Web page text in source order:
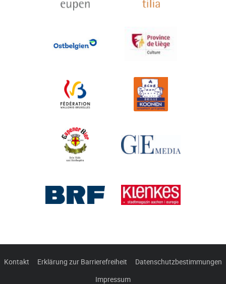
Kontakt Erklärung zur Barrierefreiheit
Datenschutzbestimmungen
Impressum